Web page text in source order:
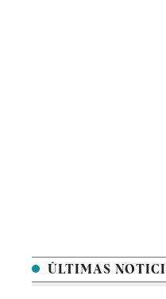
ÚLTIMAS